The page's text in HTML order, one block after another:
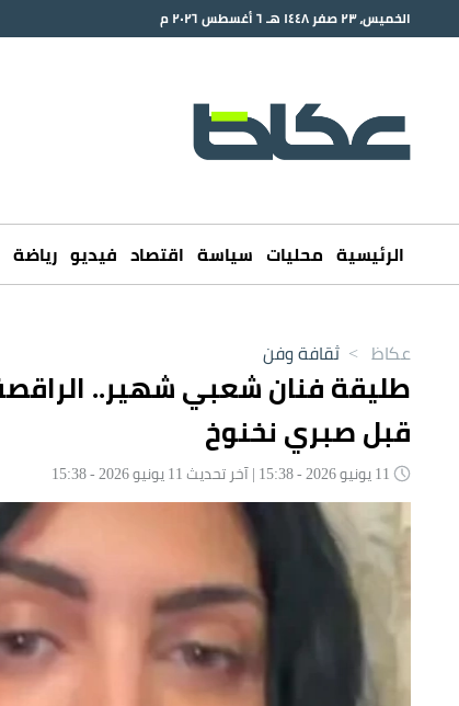
الخميس، ٢٣ صفر ١٤٤٨ هـ ٦ أغسطس ٢٠٢٦ م
الرئيسية محليات سياسة اقتصاد فيديو رياضة
عكاظ > ثقافة وفن
طليقة فنان شعبي شهير..
قبل صبري نخنوخ